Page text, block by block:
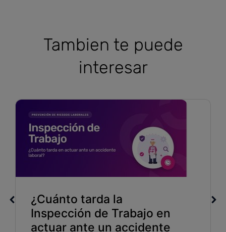
Tambien te puede
interesar
¿Cuánto tarda la
Inspección de Trabajo en
actuar ante un accidente